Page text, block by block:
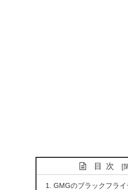
目次
GMGのブラックフラ